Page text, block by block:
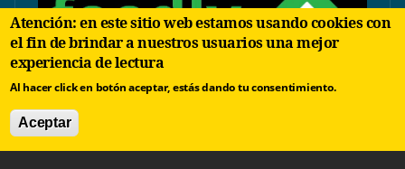
Atención: en este sitio web estamos usando cookies con
el fin de brindar a nuestros usuarios una mejor
experiencia de lectura
Al hacer click en botón aceptar, estás dando tu consentimiento.
Aceptar